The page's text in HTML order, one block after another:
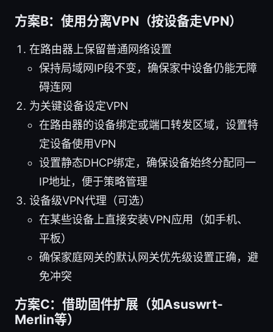
方案B：使用分离VPN（按设备走VPN）
在路由器上保留普通网络设置
保持局域网IP段不变，确保家中设备仍能无障
碍连网
为关键设备设定VPN
在路由器的设备绑定或端口转发区域，设置特
定设备使用VPN
设置静态DHCP绑定，确保设备始终分配同一
IP地址，便于策略管理
设备级VPN代理（可选）
在某些设备上直接安装VPN应用（如手机、
平板）
确保家庭网关的默认网关优先级设置正确，避
免冲突
方案C：借助固件扩展（如Asuswrt-
Merlin等）